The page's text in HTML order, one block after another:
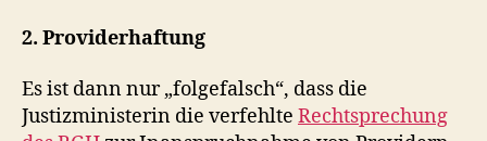
2. Providerhaftung
Es ist dann nur „folgefalsch“, dass die
Justizministerin die verfehlte Rechtsprechung